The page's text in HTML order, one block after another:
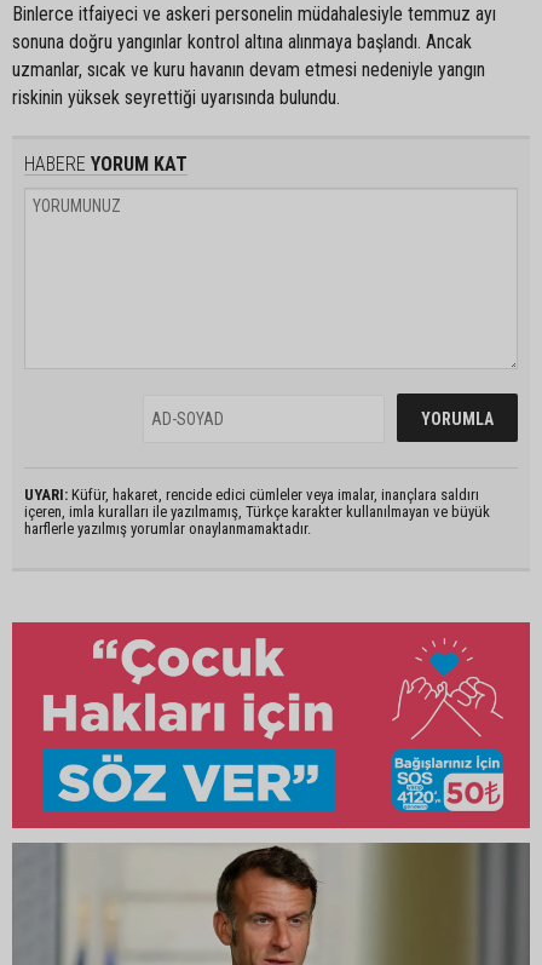
Binlerce itfaiyeci ve askeri personelin müdahalesiyle temmuz ayı
sonuna doğru yangınlar kontrol altına alınmaya başlandı. Ancak
uzmanlar, sıcak ve kuru havanın devam etmesi nedeniyle yangın
riskinin yüksek seyrettiği uyarısında bulundu.
HABERE YORUM KAT
UYARI: Küfür, hakaret, rencide edici cümleler veya imalar, inançlara saldırı
içeren, imla kuralları ile yazılmamış, Türkçe karakter kullanılmayan ve büyük
harflerle yazılmış yorumlar onaylanmamaktadır.